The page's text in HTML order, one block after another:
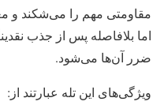
مقاومتی مهم را می‌شکند و
اما بلافاصله پس از جذب
ضرر آن‌ها می‌شود.
ویژگی‌های این تله عبارتند از: